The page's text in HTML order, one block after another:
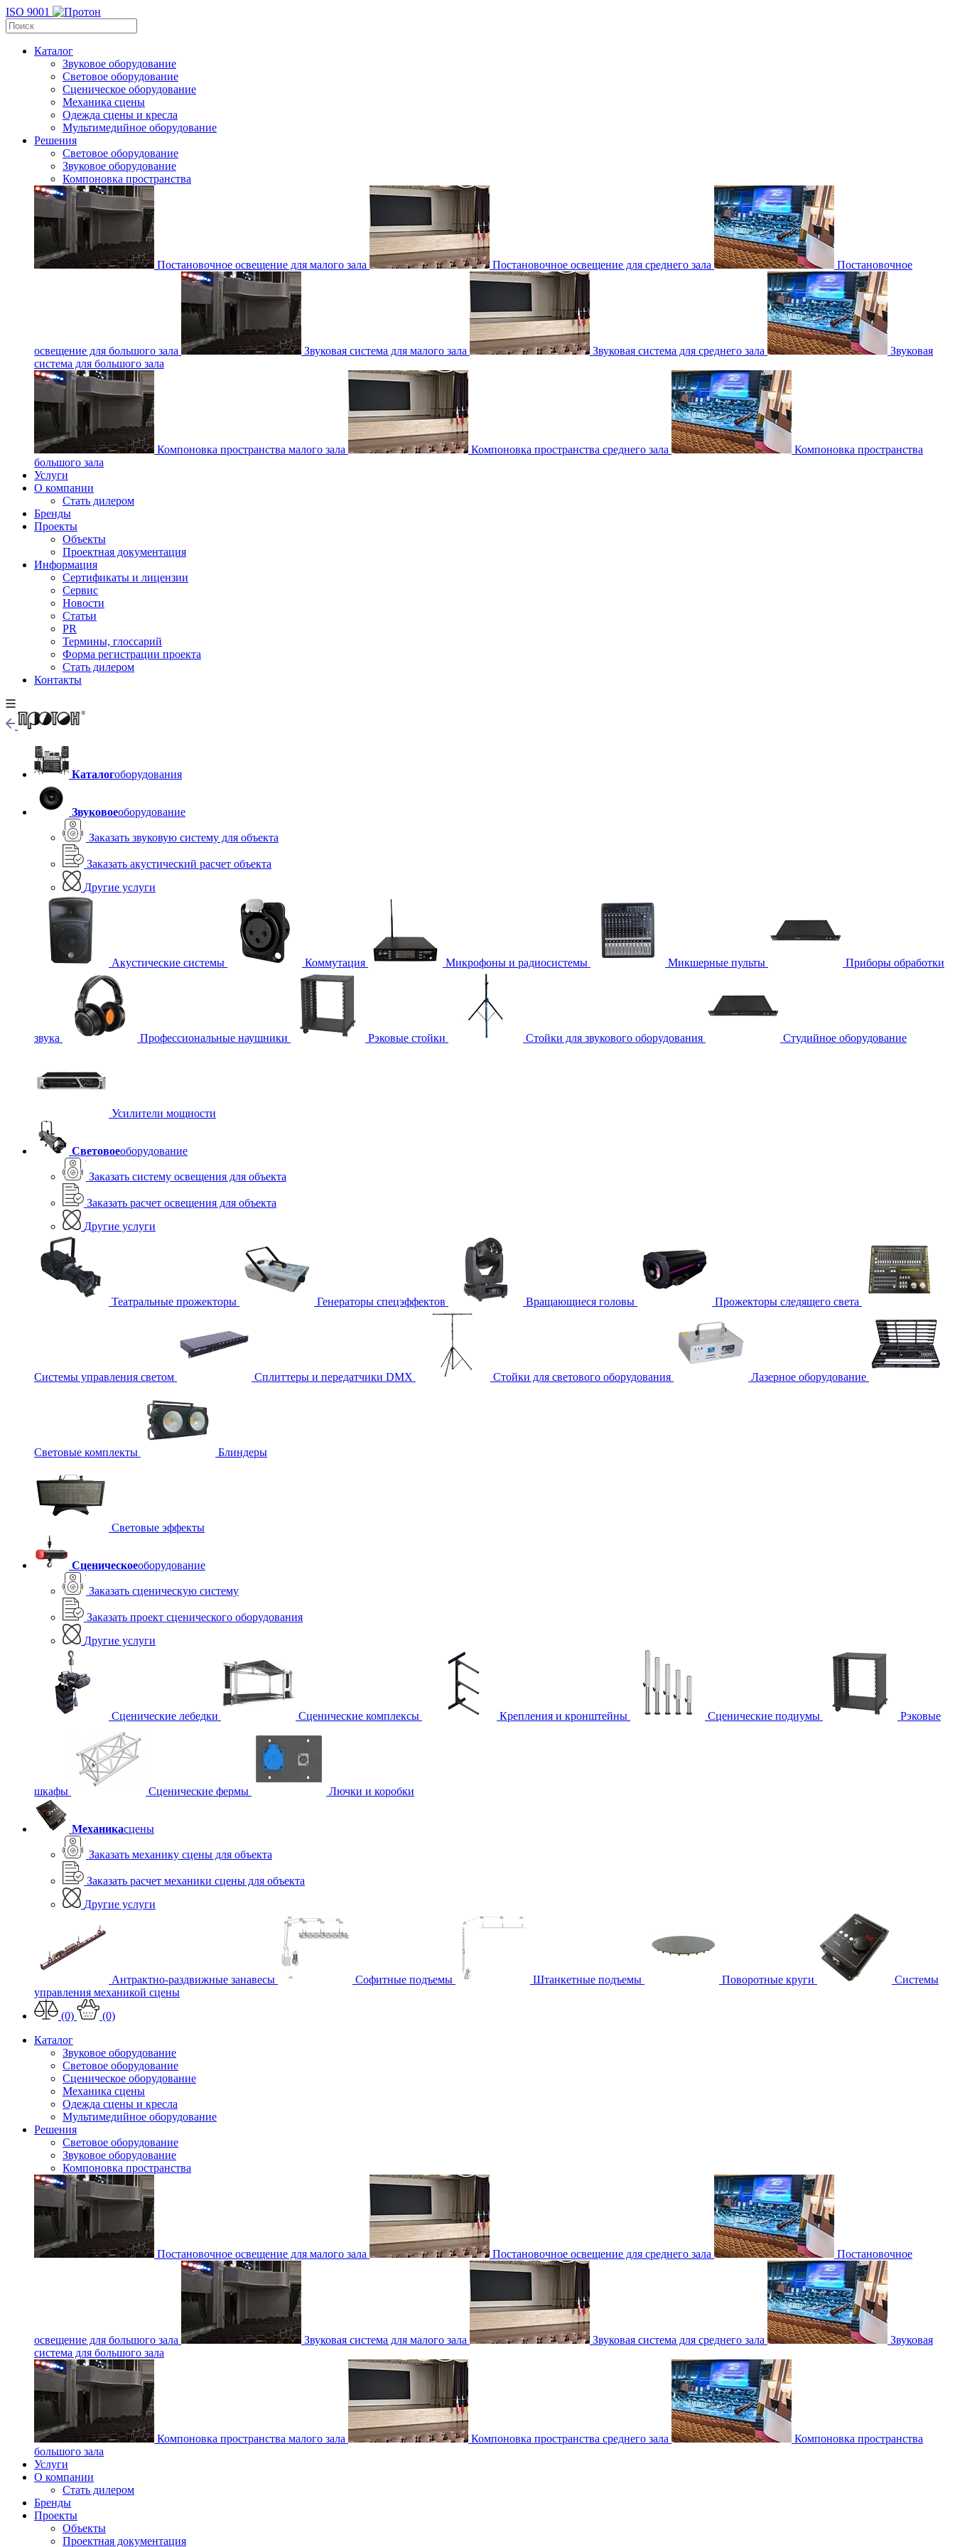
ISO 9001
Каталог
Звуковое оборудование
Световое оборудование
Сценическое оборудование
Механика сцены
Одежда сцены и кресла
Мультимедийное оборудование
Решения
Световое оборудование
Звуковое оборудование
Компоновка пространства
Постановочное освещение для малого зала Постановочное освещение для среднего зала Постановочное
освещение для большого зала Звуковая система для малого зала Звуковая система для среднего зала
Звуковая
система для большого зала
Компоновка пространства малого зала Компоновка пространства среднего зала
Компоновка пространства
большого зала
Услуги
О компании
Стать дилером
Бренды
Проекты
Объекты
Проектная документация
Информация
Сертификаты и лицензии
Сервис
Новости
Статьи
PR
Термины, глоссарий
Форма регистрации проекта
Стать дилером
Контакты
Каталогоборудования
Звуковоеоборудование
Заказать звуковую систему для объекта
Заказать акустический расчет объекта
Другие услуги
Акустические системы Коммутация Микрофоны и радиосистемы Микшерные пульты Приборы обработки
звука Профессиональные наушники Рэковые стойки Стойки для звукового оборудования Студийное оборудование
Усилители мощности
Световоеоборудование
Заказать систему освещения для объекта
Заказать расчет освещения для объекта
Другие услуги
Театральные прожекторы Генераторы спецэффектов Вращающиеся головы Прожекторы следящего света
Системы управления светом Сплиттеры и передатчики DMX Стойки для светового оборудования Лазерное оборудование
Световые комплекты Блиндеры
Световые эффекты
Сценическоеоборудование
Заказать сценическую систему
Заказать проект сценического оборудования
Другие услуги
Сценические лебедки Сценические комплексы Крепления и кронштейны Сценические подиумы Рэковые
шкафы Сценические фермы Лючки и коробки
Механикасцены
Заказать механику сцены для объекта
Заказать расчет механики сцены для объекта
Другие услуги
Антрактно-раздвижные занавесы Софитные подъемы Штанкетные подъемы Поворотные круги
Системы
управления механикой сцены
(0)
(0)
Каталог
Звуковое оборудование
Световое оборудование
Сценическое оборудование
Механика сцены
Одежда сцены и кресла
Мультимедийное оборудование
Решения
Световое оборудование
Звуковое оборудование
Компоновка пространства
Постановочное освещение для малого зала Постановочное освещение для среднего зала Постановочное
освещение для большого зала Звуковая система для малого зала Звуковая система для среднего зала
Звуковая
система для большого зала
Компоновка пространства малого зала Компоновка пространства среднего зала
Компоновка пространства
большого зала
Услуги
О компании
Стать дилером
Бренды
Проекты
Объекты
Проектная документация